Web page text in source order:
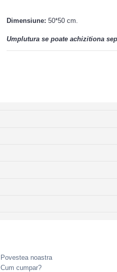
Dimensiune: 50*50 cm.
Umplutura se poate achizitiona
Povestea noastra
Cum cumpar?